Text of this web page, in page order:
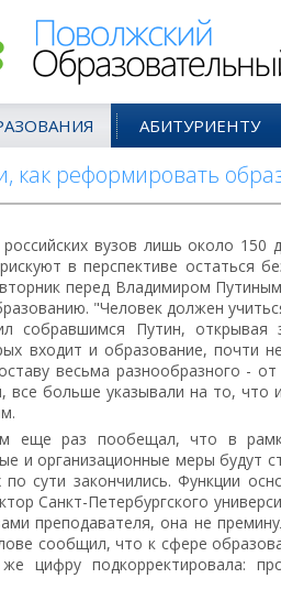
АБИТУРИЕНТУ
как реформировать
вузов лишь около 150
в перспективе остаться
перед Владимиром
"Человек должен
собравшимся Путин, открывая
входит и образование, почти
весьма разнообразного -
все больше указывали на то, что
еще раз пообещал, что в
и организационные меры будут
сути закончились. Функции
Санкт-Петербургского
преподавателя, она не
сообщил, что к сфере
цифру подкорректировала: